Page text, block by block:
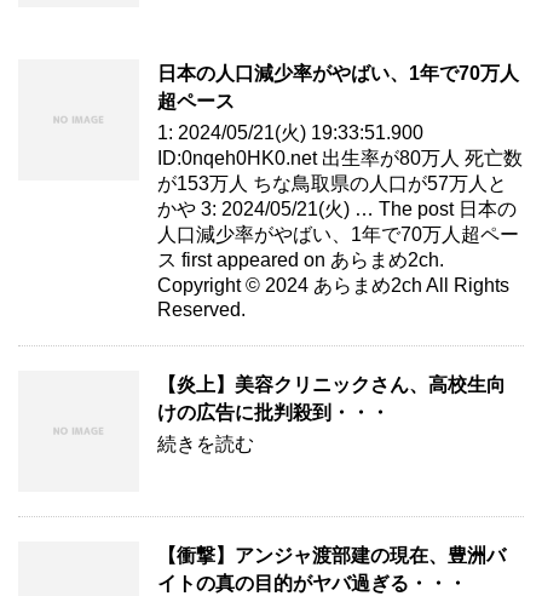
日本の人口減少率がやばい、1年で70万人
超ペース
1: 2024/05/21(火) 19:33:51.900
ID:0nqeh0HK0.net 出生率が80万人 死亡数
が153万人 ちな鳥取県の人口が57万人と
かや 3: 2024/05/21(火) … The post 日本の
人口減少率がやばい、1年で70万人超ペー
ス first appeared on あらまめ2ch.
Copyright © 2024 あらまめ2ch All Rights
Reserved.
【炎上】美容クリニックさん、高校生向
けの広告に批判殺到・・・
続きを読む
【衝撃】アンジャ渡部建の現在、豊洲バ
イトの真の目的がヤバ過ぎる・・・